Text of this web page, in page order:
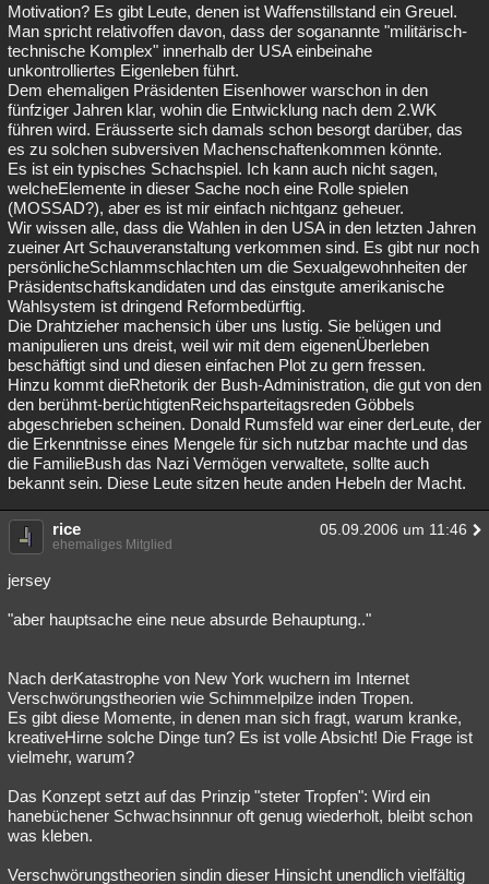
Motivation? Es gibt Leute, denen ist Waffenstillstand ein Greuel.
Man spricht relativoffen davon, dass der soganannte "militärisch-
technische Komplex" innerhalb der USA einbeinahe
unkontrolliertes Eigenleben führt.
Dem ehemaligen Präsidenten Eisenhower warschon in den
fünfziger Jahren klar, wohin die Entwicklung nach dem 2.WK
führen wird. Eräusserte sich damals schon besorgt darüber, das
es zu solchen subversiven Machenschaftenkommen könnte.
Es ist ein typisches Schachspiel. Ich kann auch nicht sagen,
welcheElemente in dieser Sache noch eine Rolle spielen
(MOSSAD?), aber es ist mir einfach nichtganz geheuer.
Wir wissen alle, dass die Wahlen in den USA in den letzten Jahren
zueiner Art Schauveranstaltung verkommen sind. Es gibt nur noch
persönlicheSchlammschlachten um die Sexualgewohnheiten der
Präsidentschaftskandidaten und das einstgute amerikanische
Wahlsystem ist dringend Reformbedürftig.
Die Drahtzieher machensich über uns lustig. Sie belügen und
manipulieren uns dreist, weil wir mit dem eigenenÜberleben
beschäftigt sind und diesen einfachen Plot zu gern fressen.
Hinzu kommt dieRhetorik der Bush-Administration, die gut von den
den berühmt-berüchtigtenReichsparteitagsreden Göbbels
abgeschrieben scheinen. Donald Rumsfeld war einer derLeute, der
die Erkenntnisse eines Mengele für sich nutzbar machte und das
die FamilieBush das Nazi Vermögen verwaltete, sollte auch
bekannt sein. Diese Leute sitzen heute anden Hebeln der Macht.
rice 05.09.2006 um 11:46
ehemaliges Mitglied
jersey
"aber hauptsache eine neue absurde Behauptung.."
Nach derKatastrophe von New York wuchern im Internet
Verschwörungstheorien wie Schimmelpilze inden Tropen.
Es gibt diese Momente, in denen man sich fragt, warum kranke,
kreativeHirne solche Dinge tun? Es ist volle Absicht! Die Frage ist
vielmehr, warum?
Das Konzept setzt auf das Prinzip "steter Tropfen": Wird ein
hanebüchener Schwachsinnnur oft genug wiederholt, bleibt schon
was kleben.
Verschwörungstheorien sindin dieser Hinsicht unendlich vielfältig